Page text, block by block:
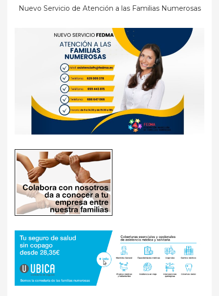
Nuevo Servicio de Atención a las Familias Numerosas